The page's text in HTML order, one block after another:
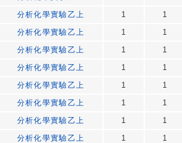
分析化學實驗乙上 1 1
分析化學實驗乙上 1 1
分析化學實驗乙上 1 1
分析化學實驗乙上 1 1
分析化學實驗乙上 1
1
分析化學實驗乙上 1
1
分析化學實驗乙上 1 1
分析化學實驗乙上 1 1